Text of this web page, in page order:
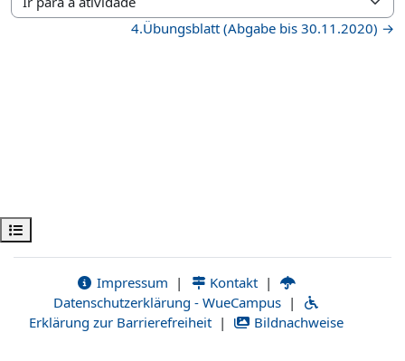
Abrir índice da disciplina
Ir para a atividade
4.Übungsblatt (Abgabe bis 30.11.2020) →
Impressum | Kontakt |
Datenschutzerklärung - WueCampus |
Erklärung zur Barrierefreiheit | Bildnachweise